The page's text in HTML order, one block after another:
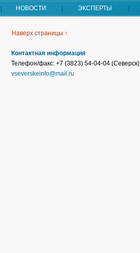
НОВОСТИ ЭКСПЕРТЫ
Наверх страницы ↑
Контактная информация
Телефон/факс: +7 (3823) 54-04-04 (Северск)
vseverskeinfo@mail.ru